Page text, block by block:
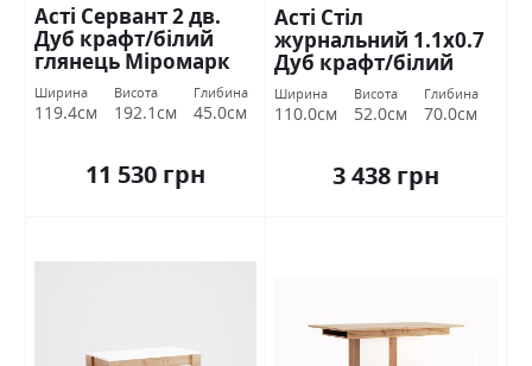
Асті Сервант 2 дв.
Дуб крафт/білий
глянець Міромарк
Ширина
119.4см
Висота
192.1см
Глибина
45.0см
11 530 грн
Асті Стіл
журнальний 1.1х0.7
Дуб крафт/білий
глянець Міромарк
Ширина
110.0см
Висота
52.0см
Глибина
70.0см
3 438 грн